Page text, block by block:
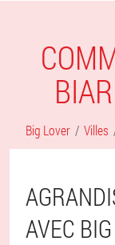
Big Lover Villes
AVEC